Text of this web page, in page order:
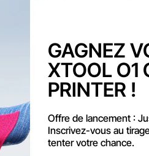
comme en retard.
peuvent faire l'objet de
un retard de 20 à 30 jours.
toute livraison
judiciaires
GAGNEZ
XTOOL O1
PRINTER !
Offre de lancement :
Inscrivez-vous au
tenter votre chance.